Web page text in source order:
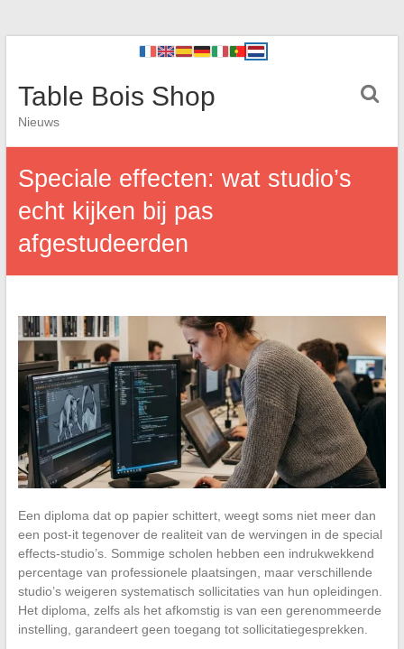
Table Bois Shop
Nieuws
Speciale effecten: wat studio’s
echt kijken bij pas
afgestudeerden
Een diploma dat op papier schittert, weegt soms niet meer dan
een post-it tegenover de realiteit van de wervingen in de special
effects-studio’s. Sommige scholen hebben een indrukwekkend
percentage van professionele plaatsingen, maar verschillende
studio’s weigeren systematisch sollicitaties van hun opleidingen.
Het diploma, zelfs als het afkomstig is van een gerenommeerde
instelling, garandeert geen toegang tot sollicitatiegesprekken.